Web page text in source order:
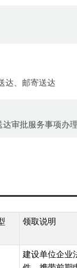
达、邮寄送达
审批服务事项办理
领取说明
建设单位企业